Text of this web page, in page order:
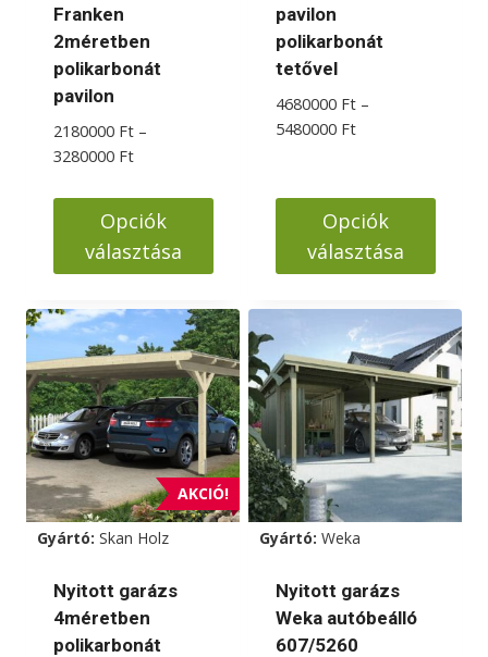
Franken
2méretben
polikarbonát
pavilon
2180000 Ft –
3280000 FtÁrtartomány:
-
3280000 Ft
Opciók
választása
a
terméknek
több
variációja
van.
A
változatok
a
termékoldalon
választhatók
ki
pavilon
polikarbonát
tetővel
4680000 Ft –
5480000 FtÁrtartomány:
5480000 Ft
Opciók
választása
a
terméknek
több
variációja
van.
A
változatok
a
termékoldalon
választhatók
ki
AKCIÓ!
Gyártó: Skan Holz
Nyitott garázs
4méretben
polikarbonát
Gyártó: Weka
Nyitott garázs
Weka autóbeálló
607/5260